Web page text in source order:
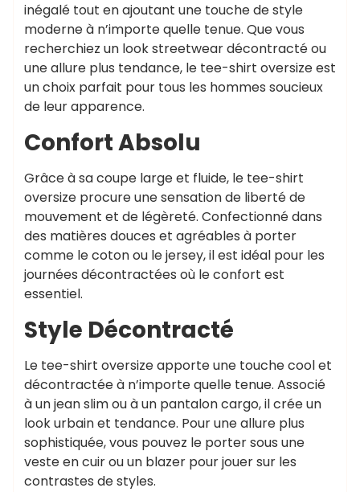
inégalé tout en ajoutant une touche de style
moderne à n’importe quelle tenue. Que vous
recherchiez un look streetwear décontracté ou
une allure plus tendance, le tee-shirt oversize est
un choix parfait pour tous les hommes soucieux
de leur apparence.
Confort Absolu
Grâce à sa coupe large et fluide, le tee-shirt
oversize procure une sensation de liberté de
mouvement et de légèreté. Confectionné dans
des matières douces et agréables à porter
comme le coton ou le jersey, il est idéal pour les
journées décontractées où le confort est
essentiel.
Style Décontracté
Le tee-shirt oversize apporte une touche cool et
décontractée à n’importe quelle tenue. Associé
à un jean slim ou à un pantalon cargo, il crée un
look urbain et tendance. Pour une allure plus
sophistiquée, vous pouvez le porter sous une
veste en cuir ou un blazer pour jouer sur les
contrastes de styles.